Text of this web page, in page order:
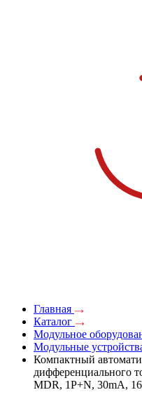
Главная
Каталог
Модульное
Модульные
Компактный
дифференциального
MDR, 1P+N, 30mA,